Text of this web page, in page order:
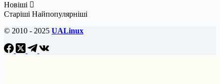
Новіші
Старіші Найпопулярніші
© 2010 - 2025 UALinux